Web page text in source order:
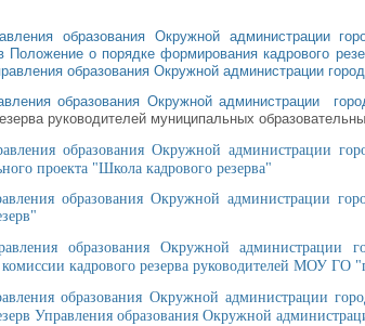
образования Окружной администрации
Положение о порядке формирования кадрового
образования Окружной администрации
образования Окружной администрации
руководителей муниципальных
образования Окружной администрации
проекта "Школа кадрового резерва"
образования Окружной администрации
образования Окружной
кадрового резерва руководителей МОУ ГО
образования Окружной администрации
Управления образования Окружной